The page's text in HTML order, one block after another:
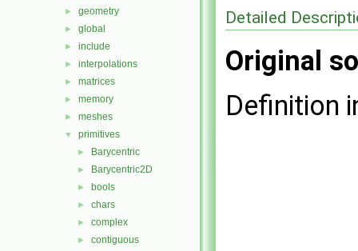
► geometry
► global
► include
► interpolations
► matrices
► memory
► meshes
▼ primitives
► Barycentric
► Barycentric2D
► bools
► chars
► complex
► contiguous
Detailed
Original
Definition